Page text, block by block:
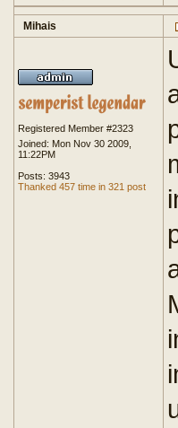
Mihais
Registered Member #2323
Joined: Mon Nov 30 2009,
11:22PM
Posts: 3943
Thanked 457 time in 321 post